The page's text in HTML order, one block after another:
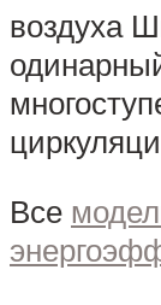
воздуха
Все